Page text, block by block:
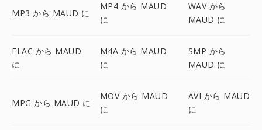
MP3 から MAUD に
MP4 から MAUD
に
WAV から
MAUD に
FLAC から MAUD
に
M4A から MAUD
に
SMP から
MAUD に
MPG から MAUD に
MOV から MAUD
に
AVI から MAUD
に